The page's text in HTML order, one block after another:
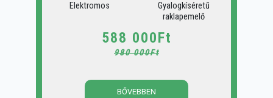
Elektromos
Gyalogkíséretű
raklapemelő
588 000Ft
980 000Ft
BŐVEBBEN